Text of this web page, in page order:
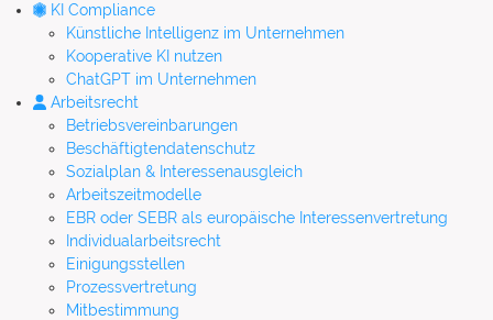
KI Compliance
Künstliche Intelligenz im Unternehmen
Kooperative KI nutzen
ChatGPT im Unternehmen
Arbeitsrecht
Betriebsvereinbarungen
Beschäftigtendatenschutz
Sozialplan & Interessenausgleich
Arbeitszeitmodelle
EBR oder SEBR als europäische Interessenvertretung
Individualarbeitsrecht
Einigungsstellen
Prozessvertretung
Mitbestimmung